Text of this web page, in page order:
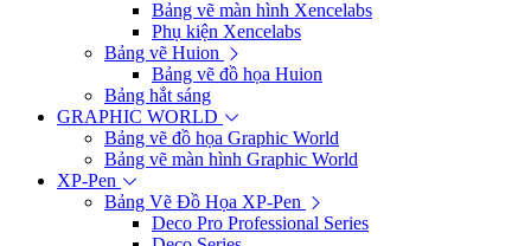
Bảng vẽ màn hình Xencelabs
Phụ kiện Xencelabs
Bảng vẽ Huion
Bảng vẽ đồ họa Huion
Bảng hắt sáng
GRAPHIC WORLD
Bảng vẽ đồ họa Graphic World
Bảng vẽ màn hình Graphic World
XP-Pen
Bảng Vẽ Đồ Họa XP-Pen
Deco Pro Professional Series